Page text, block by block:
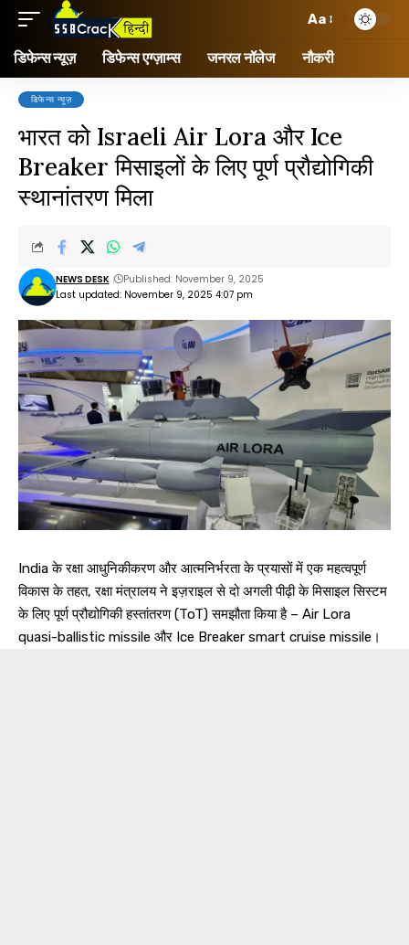
Aa
डिफेन्स न्यूज़ डिफेन्स एग्ज़ाम्स जनरल नॉलेज नौकरी
डिफेन्स न्यूज़
भारत को Israeli Air Lora और Ice
Breaker मिसाइलों के लिए पूर्ण प्रौद्योगिकी
स्थानांतरण मिला
Last updated: November 9, 2025 4:07 pm
NEWS DESK Published: November 9, 2025
India के रक्षा आधुनिकीकरण और आत्मनिर्भरता के प्रयासों में एक महत्वपूर्ण
विकास के तहत, रक्षा मंत्रालय ने इज़राइल से दो अगली पीढ़ी के मिसाइल सिस्टम
के लिए पूर्ण प्रौद्योगिकी हस्तांतरण (ToT) समझौता किया है – Air Lora
quasi-ballistic missile और Ice Breaker smart cruise missile।